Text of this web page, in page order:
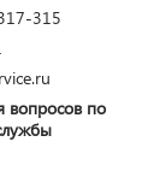
315
вопросов по